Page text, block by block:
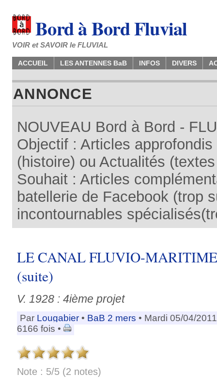
Bord à Bord Fluvial
VOIR et SAVOIR le FLUVIAL
ACCUEIL LES ANTENNES BaB INFOS DIVERS
ANNONCE
NOUVEAU Bord à Bord -
Objectif : Articles
(histoire) ou Actualités
Souhait : Articles
batellerie de Facebook (trop
incontournables
LE CANAL FLUVIO-MARITIME
(suite)
V. 1928 : 4ième projet
Par Lougabier • BaB 2 mers • Mardi 05/04/
6166 fois •
Note : 5/5 (2 notes)